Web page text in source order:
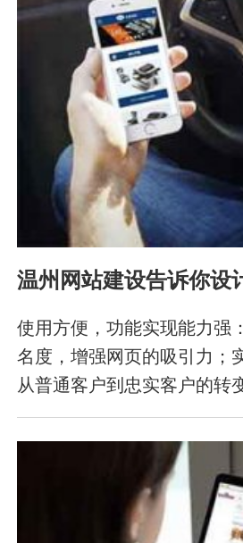
温州网站建设告诉你设
使用方便，功能实现能力强
名度，增强网页的吸引力；
从普通客户到忠实客户的转
为客户提供方便是非常重要